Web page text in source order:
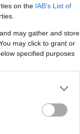
on the IAB’s List of
may gather and store
may click to grant or
specified purposes